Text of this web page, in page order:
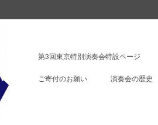
第3回東京特別演奏会特設ページ
ご寄付のお願い 演奏会の歴史